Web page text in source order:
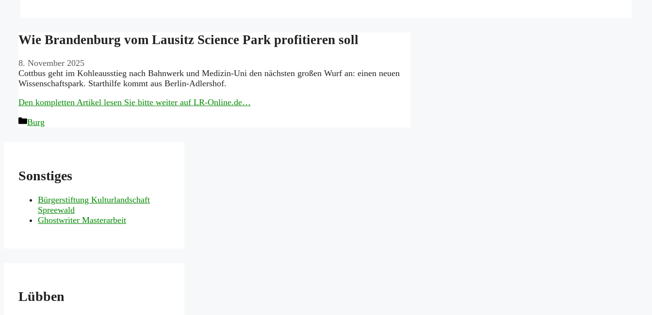
Wie Brandenburg vom Lausitz Science Park profitieren soll
8. November 2025
Cottbus geht im Kohleausstieg nach Bahnwerk und Medizin-Uni den nächsten großen Wurf an: einen neuen
Wissenschaftspark. Starthilfe kommt aus Berlin-Adlershof.
Den kompletten Artikel lesen Sie bitte weiter auf LR-Online.de…
Kategorien
Burg
Sonstiges
Bürgerstiftung Kulturlandschaft
Spreewald
Ghostwriter Masterarbeit
Lübben